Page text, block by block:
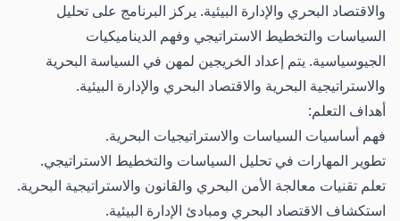
والاقتصاد البحري والإدارة البيئية. يركز البرنامج على تحليل
السياسات والتخطيط الاستراتيجي وفهم الديناميكيات
الجيوسياسية. يتم إعداد الخريجين لمهن في السياسة البحرية
والاستراتيجية البحرية والاقتصاد البحري والإدارة البيئية.
أهداف التعلم:
فهم أساسيات السياسات والاستراتيجيات البحرية.
تطوير المهارات في تحليل السياسات والتخطيط الاستراتيجي.
تعلم تقنيات معالجة الأمن البحري والقانون والاستراتيجية البحرية.
استكشاف الاقتصاد البحري ومبادئ الإدارة البيئية.